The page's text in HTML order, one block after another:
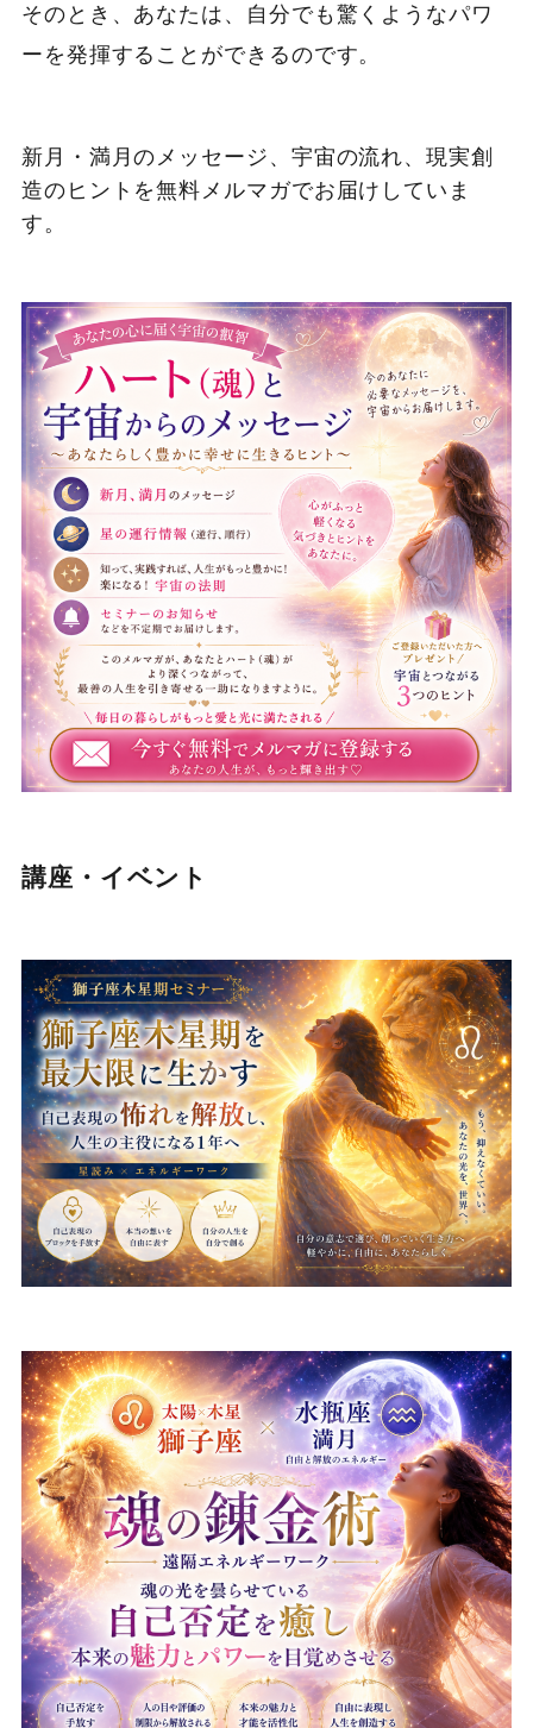
そのとき、あなたは、自分でも驚くようなパワ
ーを発揮することができるのです。
新月・満月のメッセージ、宇宙の流れ、現実創
造のヒントを無料メルマガでお届けしていま
す。
講座・イベント